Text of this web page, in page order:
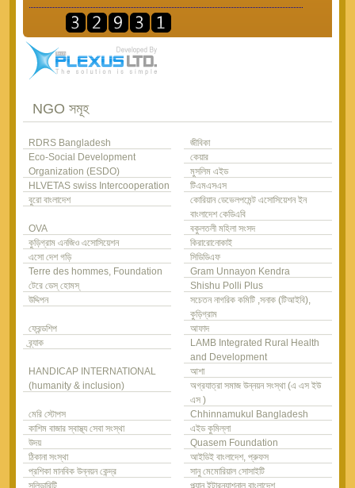
NGO সমূহ
RDRS Bangladesh
জীবিকা
Eco-Social Development
Organization (ESDO)
কেয়ার
মুসলিম এইড
HLVETAS swiss Intercooperation
টিএমএসএস
বুরো বাংলাদেশ
কোরিয়ান ডেভেলপমেন্ট এসোসিয়েশন ইন
বাংলাদেশ কেডিএবি
OVA
বকুলতলী মহিলা সংসদ
কুড়িগ্রাম এনজিও এসোসিয়েশন
কিরারোনোকাই
এসো দেশ গড়ি
সিডিডিএফ
Terre des hommes, Foundation
টেরে ডেস্ হোমস্
Gram Unnayon Kendra
Shishu Polli Plus
উদ্দিপন
সচেতন নাগরিক কমিটি ,সনাক (টিআইবি),
কুড়িগ্রাম
ফ্রেন্ডশিপ
আফাদ
ব্র্যাক
LAMB Integrated Rural Health
and Development
HANDICAP INTERNATIONAL
(humanity & inclusion)
আশা
অগ্রযাত্রা সমাজ উন্নয়ন সংস্থা (এ এস ইউ
এস )
মেরি স্টোপস
Chhinnamukul Bangladesh
কাশিম বাজার স্বাস্থ্য সেবা সংস্থা
এইড কুমিল্লা
উদয়
Quasem Foundation
ঠিকানা সংস্থা
আইডিই বাংলাদেশ, প্রুফস
প্রশিকা মানবিক উন্নয়ন কেন্দ্র
সানু মেমোরিয়াল সোসাইটি
সলিডারিটি
প্ল্যান ইন্টারন্যাশনাল বাংলাদেশ